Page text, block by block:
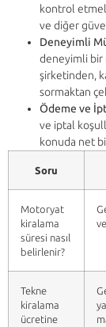
kontrol
ve diğer
Deneyimli
deneyimli bir
şirketinden,
sormaktan
Ödeme ve
ve iptal
konuda net
Soru
Motoryat
kiralama
süresi nasıl
belirlenir?
Tekne
kiralama
ücretine